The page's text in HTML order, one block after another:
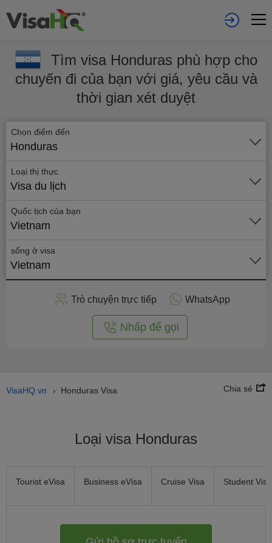
Tìm visa Honduras phù hợp cho
chuyến đi của bạn với giá, yêu cầu và
thời gian xét duyệt
Chọn điểm đến
Honduras
Loại thị thực
Visa du lịch
Quốc tịch của bạn
Vietnam
sống ở visa
Vietnam
Gửi
hồ
Trò chuyện trực tiếp WhatsApp
Nhấp để gọi
VisaHQ.vn › Honduras Visa Chia sẻ
Loại visa Honduras
Tourist eVisa Business eVisa Cruise Visa Student Visa